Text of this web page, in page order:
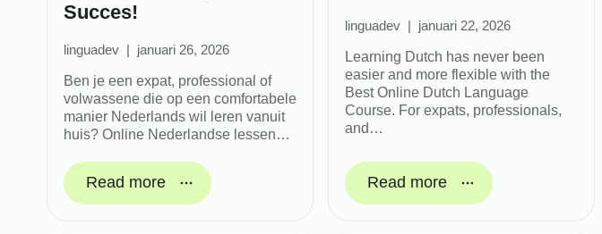
Succes!
linguadev januari 26, 2026
Ben je een expat, professional of
volwassene die op een comfortabele
manier Nederlands wil leren vanuit
huis? Online Nederlandse lessen…
Read more
linguadev januari 22, 2026
Learning Dutch has never been
easier and more flexible with the
Best Online Dutch Language
Course. For expats, professionals,
and…
Read more